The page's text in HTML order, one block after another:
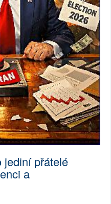
jediní přátelé
a